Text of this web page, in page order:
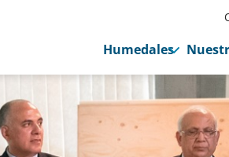
Humedales